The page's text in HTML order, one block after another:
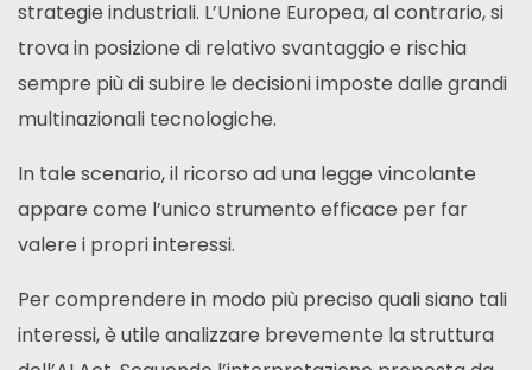
strategie industriali. L’Unione Europea, al contrario, si
trova in posizione di relativo svantaggio e rischia
sempre più di subire le decisioni imposte dalle grandi
multinazionali tecnologiche.
In tale scenario, il ricorso ad una legge vincolante
appare come l’unico strumento efficace per far
valere i propri interessi.
Per comprendere in modo più preciso quali siano tali
interessi, è utile analizzare brevemente la struttura